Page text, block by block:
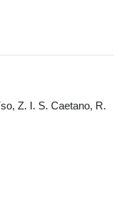
Z. I. S. Caetano, R.